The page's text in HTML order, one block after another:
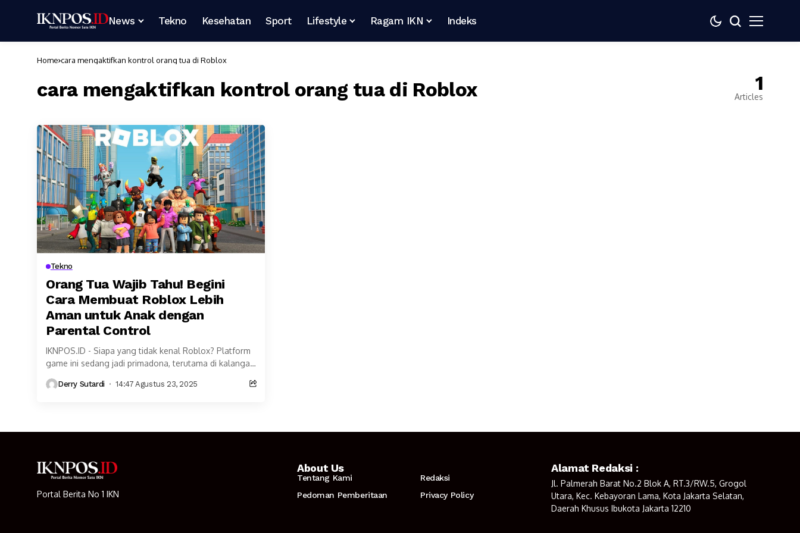
News Tekno Kesehatan Sport Lifestyle Ragam IKN Indeks
Home cara mengaktifkan kontrol orang tua di Roblox
cara mengaktifkan kontrol orang tua di Roblox 1
Articles
Tekno
Orang Tua Wajib Tahu! Begini
Cara Membuat Roblox Lebih
Aman untuk Anak dengan
Parental Control
IKNPOS.ID - Siapa yang tidak kenal Roblox? Platform
game ini sedang jadi primadona, terutama di kalangan
Derry Sutardi 14:47 Agustus 23, 2025
Portal Berita No 1 IKN
About Us
Tentang Kami
Redaksi
Pedoman Pemberitaan
Privacy Policy
Alamat Redaksi :
Jl. Palmerah Barat No.2 Blok A, RT.3/RW.5, Grogol
Utara, Kec. Kebayoran Lama, Kota Jakarta Selatan,
Daerah Khusus Ibukota Jakarta 12210